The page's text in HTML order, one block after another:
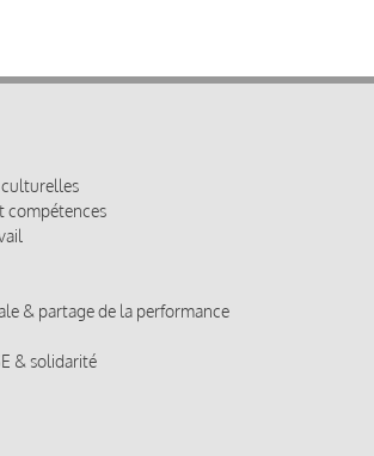
culturelles
compétences
& partage de la performance
& solidarité